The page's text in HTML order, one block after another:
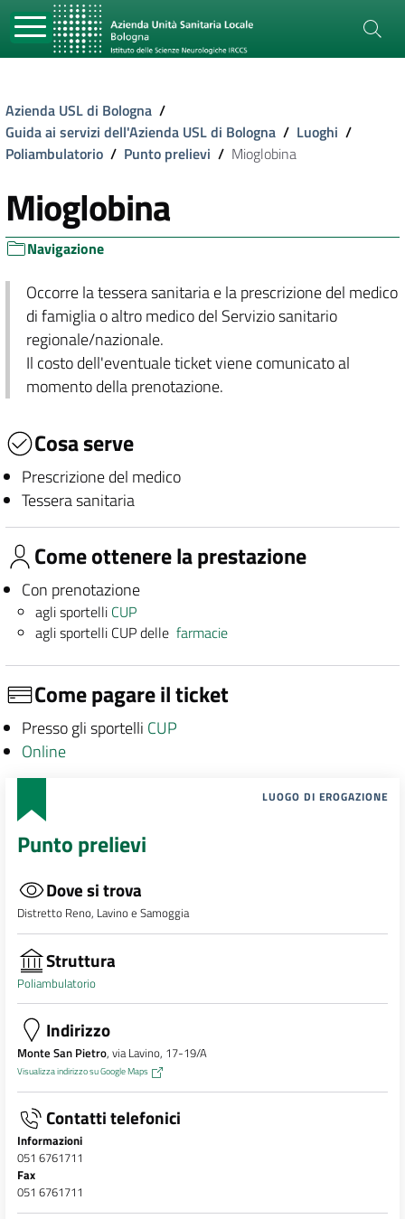
Azienda USL di Bologna /
Guida ai servizi dell'Azienda USL di Bologna / Luoghi /
Poliambulatorio / Punto prelievi / Mioglobina
Mioglobina
Navigazione
Occorre la tessera sanitaria e la prescrizione del medico
di famiglia o altro medico del Servizio sanitario
regionale/nazionale.
Il costo dell'eventuale ticket viene comunicato al
momento della prenotazione.
Cosa serve
Prescrizione del medico
Tessera sanitaria
Come ottenere la prestazione
Con prenotazione
agli sportelli CUP
agli sportelli CUP dellefarmacie
Come pagare il ticket
Presso gli sportelli CUP
Online
LUOGO DI EROGAZIONE
Punto prelievi
Dove si trova
Distretto Reno, Lavino e Samoggia
Struttura
Poliambulatorio
Indirizzo
Monte San Pietro, via Lavino, 17-19/A
Visualizza indirizzo su Google Maps
Contatti telefonici
Informazioni
051 6761711
Fax
051 6761711